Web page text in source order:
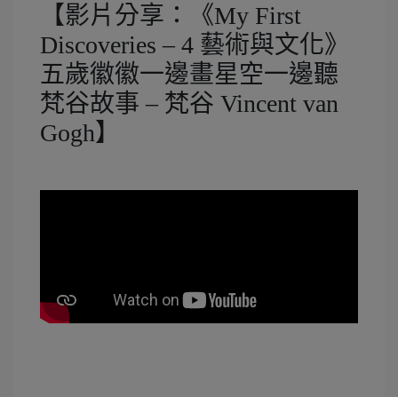
【影片分享：《My First
Discoveries – 4 藝術與文化》
五歲徽徽一邊畫星空一邊聽
梵谷故事 – 梵谷 Vincent van
Gogh】